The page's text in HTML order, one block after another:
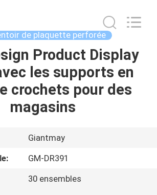
de plaquette perforée
Product Display
les supports en
crochets pour des
magasins
Giantmay
GM-DR391
30 ensembles